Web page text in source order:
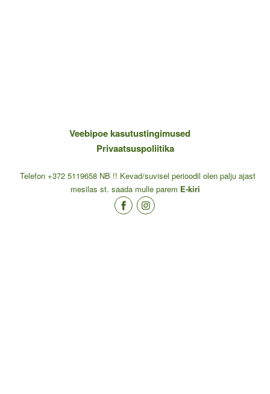
Veebipoe kasutustingimused
Privaatsuspoliitika
Telefon +372 5119658 NB !! Kevad/suvisel perioodil olen palju ajast
mesilas st. saada mulle parem E-kiri